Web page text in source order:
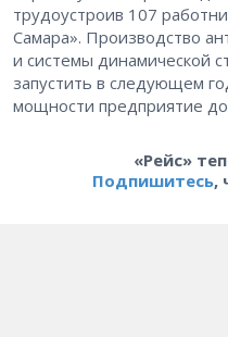
трудоустроив 107
Самара». Производство
и системы динамической
запустить в следующем
мощности предприятие
«Рейс»
Подпишитесь,